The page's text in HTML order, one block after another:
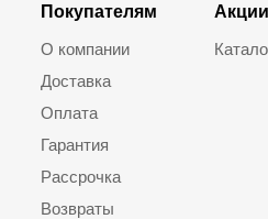
Покупателям
О компании
Доставка
Оплата
Гарантия
Рассрочка
Возвраты
Акции